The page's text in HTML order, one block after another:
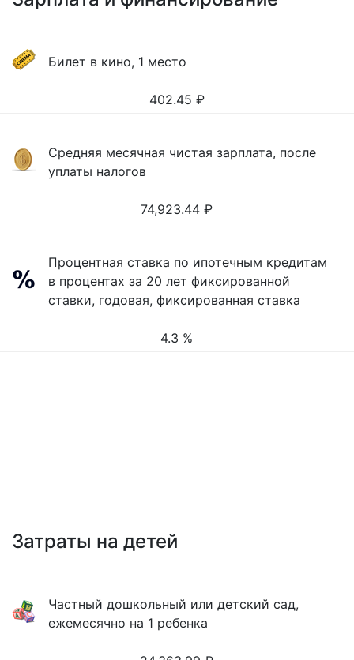
Билет в кино, 1 место
402.45 ₽
Средняя месячная чистая зарплата, после
уплаты налогов
74,923.44 ₽
Процентная ставка по ипотечным кредитам
в процентах за 20 лет фиксированной
ставки, годовая, фиксированная ставка
4.3 %
Затраты на детей
Частный дошкольный или детский сад,
ежемесячно на 1 ребенка